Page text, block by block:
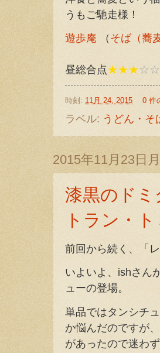
うもご馳走様！
遊歩庵 （そば（蕎
昼総合点★★★☆☆
時刻: 11月 24, 2015 0 件
ラベル: うどん・そ
2015年11月23日
漆黒のド
トラン・
前回から続く、「
いよいよ、ishさん
ューの登場。
単品ではタンシチ
か悩んだのですが
があったので迷わ